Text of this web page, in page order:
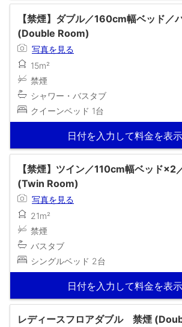
【禁煙】ダブル／160cm幅ベッド／
(Double Room)
写真を見る
15m²
禁煙
シャワー・バスタブ
クイーンベッド 1台
日付を入力して料金を表
【禁煙】ツイン／110cm幅ベッド×2
(Twin Room)
写真を見る
21m²
禁煙
バスタブ
シングルベッド 2台
日付を入力して料金を表
レディースフロアダブル 禁煙